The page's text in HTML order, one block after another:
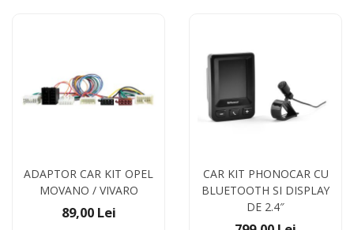
ADAPTOR CAR KIT OPEL
MOVANO / VIVARO
89,00 Lei
CAR KIT PHONOCAR CU
BLUETOOTH SI DISPLAY
DE 2.4″